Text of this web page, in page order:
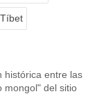
histórica entre las
mongol" del sitio